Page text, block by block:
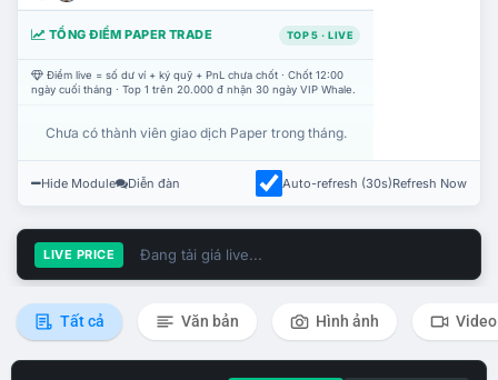
TỔNG ĐIỂM PAPER TRADE TOP 5 · LIVE
Điểm live = số dư ví + ký quỹ + PnL chưa chốt · Chốt 12:00
ngày cuối tháng · Top 1 trên 20.000 đ nhận 30 ngày VIP Whale.
Chưa có thành viên giao dịch Paper trong tháng.
Hide Module Diễn đàn Auto-refresh (30s)Refresh Now
LIVE PRICE Đang tải giá live...
Tất cả Văn bản Hình ảnh Video